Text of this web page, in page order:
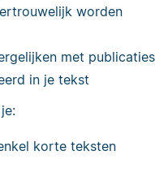
worden
met publicaties
in je tekst
korte teksten